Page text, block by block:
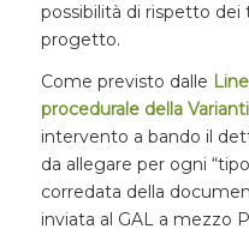
possibilità di rispetto dei
progetto.
Come previsto dalle
procedurale della
intervento a bando il
da allegare per ogni
corredata della
inviata al GAL a mezzo